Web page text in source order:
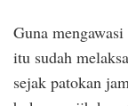
Guna
itu sudah
sejak patokan